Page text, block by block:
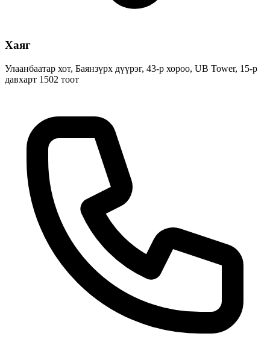
Хаяг
Улаанбаатар хот, Баянзүрх дүүрэг, 43-р хороо, UB Tower, 15-р
давхарт 1502 тоот